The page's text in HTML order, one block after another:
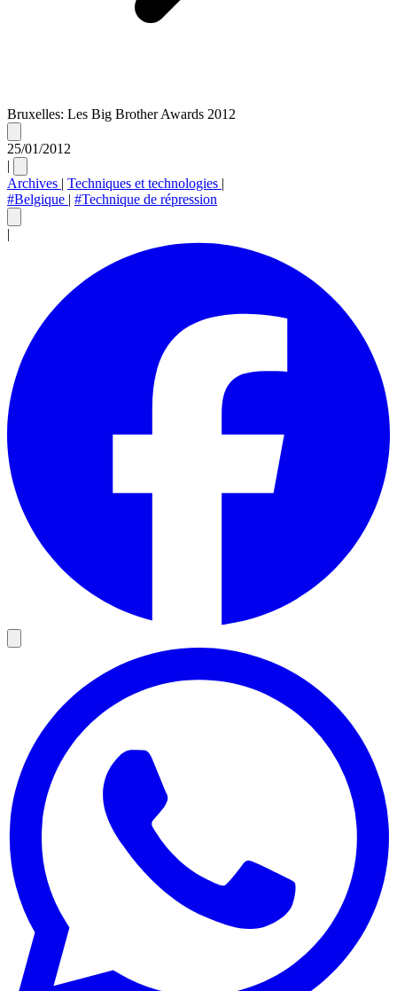
Bruxelles: Les Big Brother Awards 2012
25/01/2012
|
Archives | Techniques et technologies |
#Belgique | #Technique de répression
|